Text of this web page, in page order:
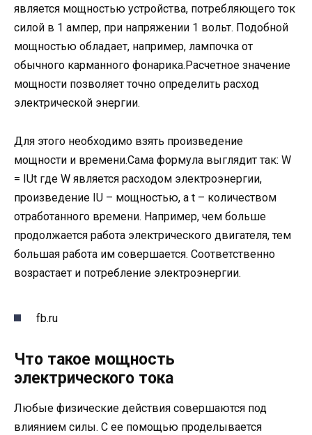
является мощностью устройства, потребляющего ток
силой в 1 ампер, при напряжении 1 вольт. Подобной
мощностью обладает, например, лампочка от
обычного карманного фонарика.Расчетное значение
мощности позволяет точно определить расход
электрической энергии.
Для этого необходимо взять произведение
мощности и времени.Сама формула выглядит так: W
= IUt где W является расходом электроэнергии,
произведение IU – мощностью, а t – количеством
отработанного времени. Например, чем больше
продолжается работа электрического двигателя, тем
большая работа им совершается. Соответственно
возрастает и потребление электроэнергии.
fb.ru
Что такое мощность
электрического тока
Любые физические действия совершаются под
влиянием силы. С ее помощью проделывается